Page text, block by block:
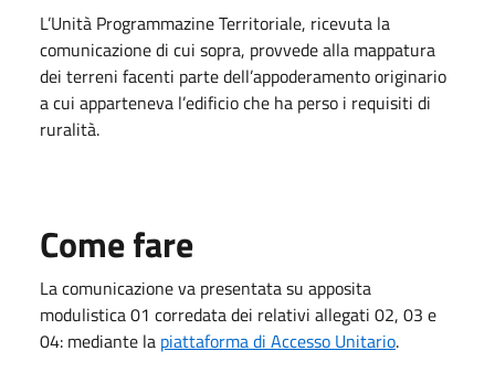
L’Unità Programmazine Territoriale, ricevuta la
comunicazione di cui sopra, provvede alla mappatura
dei terreni facenti parte dell’appoderamento originario
a cui apparteneva l’edificio che ha perso i requisiti di
ruralità.
Come fare
La comunicazione va presentata su apposita
modulistica 01 corredata dei relativi allegati 02, 03 e
04: mediante la piattaforma di Accesso Unitario.